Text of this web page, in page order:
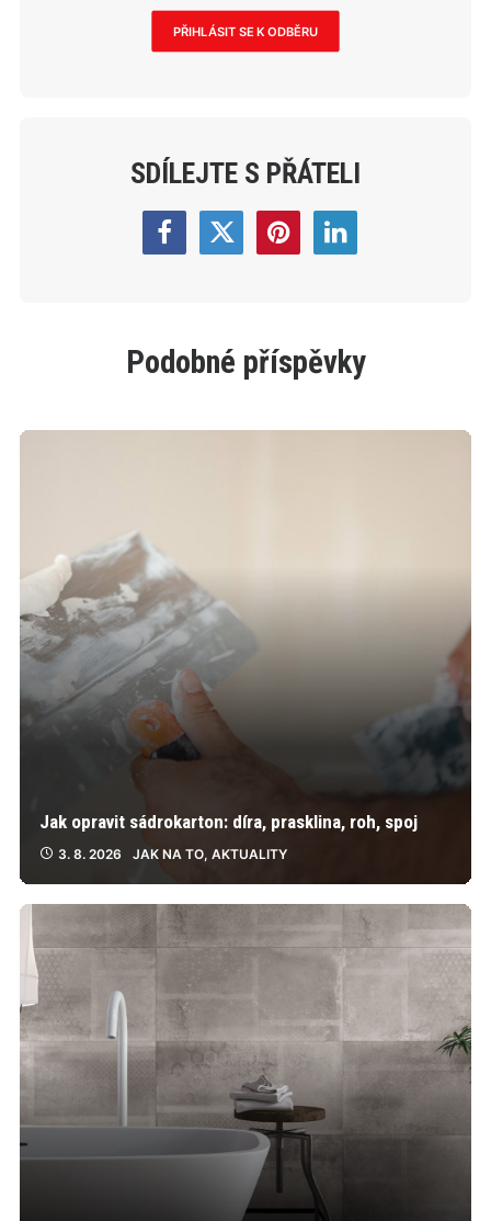
PŘIHLÁSIT SE K ODBĚRU
SDÍLEJTE S PŘÁTELI
Podobné příspěvky
Jak opravit sádrokarton: díra, prasklina, roh, spoj
3. 8. 2026 JAK NA TO, AKTUALITY